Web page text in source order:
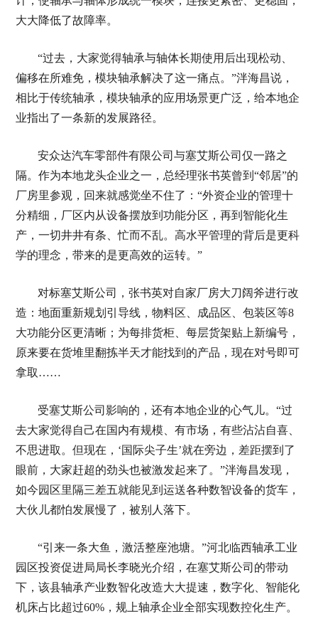
大大降低了故障率。
“过去，大家觉得轴承与轴体长期使用后出现松动、
偏移在所难免，模块轴承解决了这一痛点。”泮海昌说，
相比于传统轴承，模块轴承的应用场景更广泛，给本地企
业指出了一条新的发展路径。
安众达汽车零部件有限公司与塞艾斯公司仅一路之
隔。作为本地龙头企业之一，总经理张书英曾到“邻居”的
厂房里参观，回来就感觉坐不住了：“外资企业的管理十
分精细，厂区内从设备摆放到功能分区，再到智能化生
产，一切井井有条、忙而不乱。高水平管理的背后是更科
学的理念，带来的是更高效的运转。”
对标塞艾斯公司，张书英对自家厂房大刀阔斧进行改
造：地面重新规划引导线，物料区、成品区、包装区等8
大功能分区更清晰；为每排货柜、每层货架贴上新编号，
原来要在货堆里翻拣半天才能找到的产品，现在对号即可
拿取……
受塞艾斯公司影响的，还有本地企业的心气儿。“过
去大家觉得自己在国内有规模、有市场，有些沾沾自喜、
不思进取。但现在，‘国际尖子生’就在旁边，差距摆到了
眼前，大家赶超的劲头也被激发起来了。”泮海昌发现，
如今园区里隔三差五就能见到运送各种数智设备的货车，
大伙儿都怕发展慢了，被别人落下。
“引来一条大鱼，激活整座池塘。”河北临西轴承工业
园区投资促进局局长李晓光介绍，在塞艾斯公司的带动
下，该县轴承产业数智化改造大大提速，数字化、智能化
机床占比超过60%，规上轴承企业全部实现数控化生产。